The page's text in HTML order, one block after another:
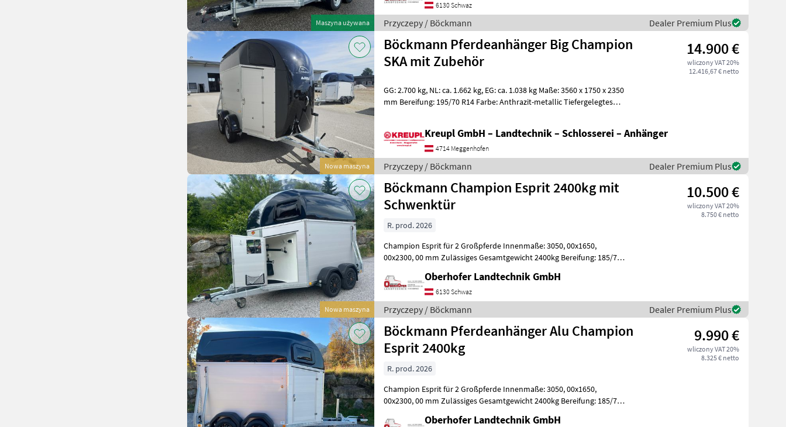
Maszyna używana
6130 Schwaz
Przyczepy / Böckmann Dealer Premium Plus
Nowa maszyna
Böckmann Pferdeanhänger Big Champion
SKA mit Zubehör
14.900 €
wliczony VAT 20%
12.416,67 € netto
GG: 2.700 kg, NL: ca. 1.662 kg, EG: ca. 1.038 kg Maße: 3560 x 1750 x 2350
mm Bereifung: 195/70 R14 Farbe: Anthrazit-metallic Tiefergelegtes
Kreupl GmbH – Landtechnik – Schlosserei – Anhänger
4714 Meggenhofen
Przyczepy / Böckmann Dealer Premium Plus
Nowa maszyna
Böckmann Champion Esprit 2400kg mit
Schwenktür
10.500 €
wliczony VAT 20%
8.750 € netto
R. prod. 2026
Champion Esprit für 2 Großpferde Innenmaße: 3050, 00x1650,
00x2300, 00 mm Zulässiges Gesamtgewicht 2400kg Bereifung: 185/70 R
Oberhofer Landtechnik GmbH
6130 Schwaz
Przyczepy / Böckmann Dealer Premium Plus
Böckmann Pferdeanhänger Alu Champion
Esprit 2400kg
9.990 €
wliczony VAT 20%
8.325 € netto
R. prod. 2026
Champion Esprit für 2 Großpferde Innenmaße: 3050, 00x1650,
00x2300, 00 mm Zulässiges Gesamtgewicht 2400kg Bereifung: 185/70 R
Oberhofer Landtechnik GmbH